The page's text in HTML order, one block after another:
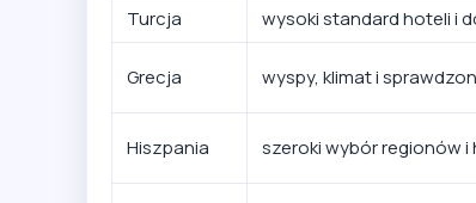
Turcja
wysoki standard hoteli i
Grecja wyspy, klimat i
Hiszpania szeroki wybór regionów i